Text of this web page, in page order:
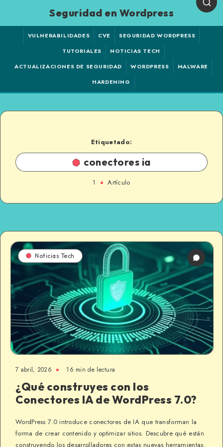
Seguridad en Wordpress
VULNERABILIDADES CVE
SEGURIDAD WORDPRESS
TUTORIALES
NOTICIAS TECH
ACTUALIZACIONES DE SEGURIDAD
WORDPRESS
MALWARE
HARDENING
Etiquetado:
conectores ia
1 Artículo
Noticias Tech
7 abril, 2026 16 min de lectura
¿Qué construyes con los
Conectores IA de WordPress 7.0?
WordPress 7.0 introduce conectores de IA que transforman la
forma de crear contenido y optimizar sitios. Descubre qué están
construyendo los desarrolladores con estas nuevas herramientas.